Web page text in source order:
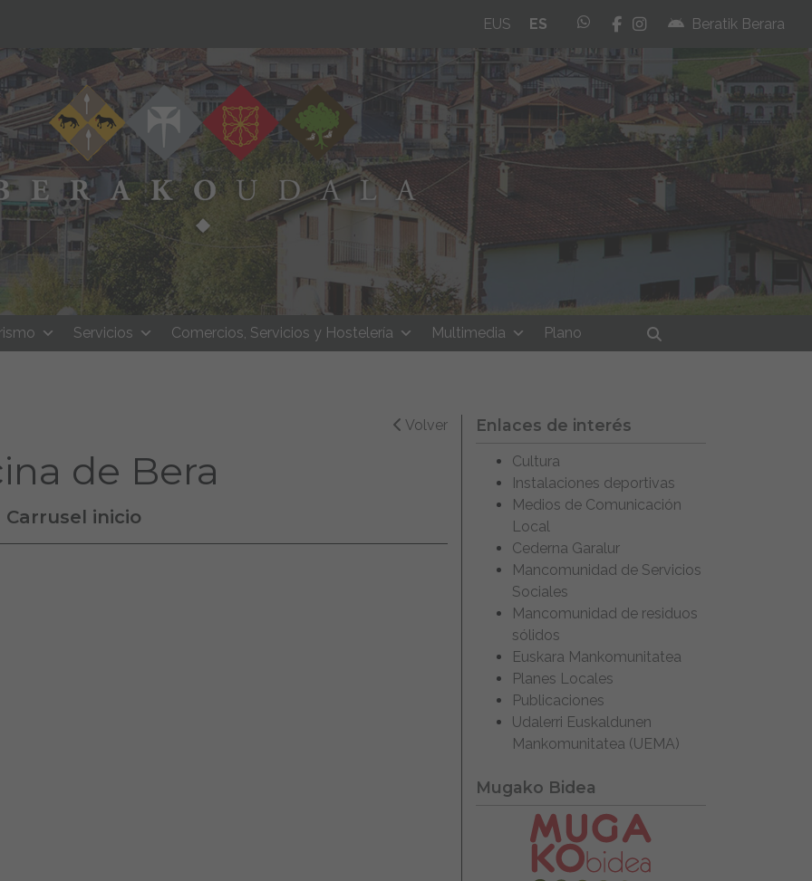
EUS ES whatsapp
facebook
instagram
Beratik Berara
Servicios Comercios, Servicios y Hostelería Multimedia
Plano
Buscar
Volver
de Bera
Carrusel inicio
Enlaces de interés
Cultura
Instalaciones deportivas
Medios de Comunicación
Local
Cederna Garalur
Mancomunidad de Servicios
Sociales
Mancomunidad de residuos
sólidos
Euskara Mankomunitatea
Planes Locales
Publicaciones
Udalerri Euskaldunen
Mankomunitatea (UEMA)
Mugako Bidea